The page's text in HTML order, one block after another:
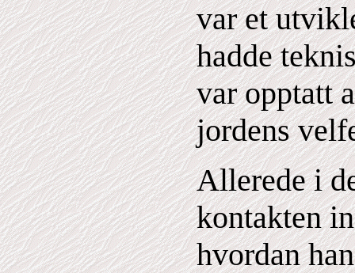
var et
hadde
var opptatt
jordens
Allerede i
kontakten
hvordan